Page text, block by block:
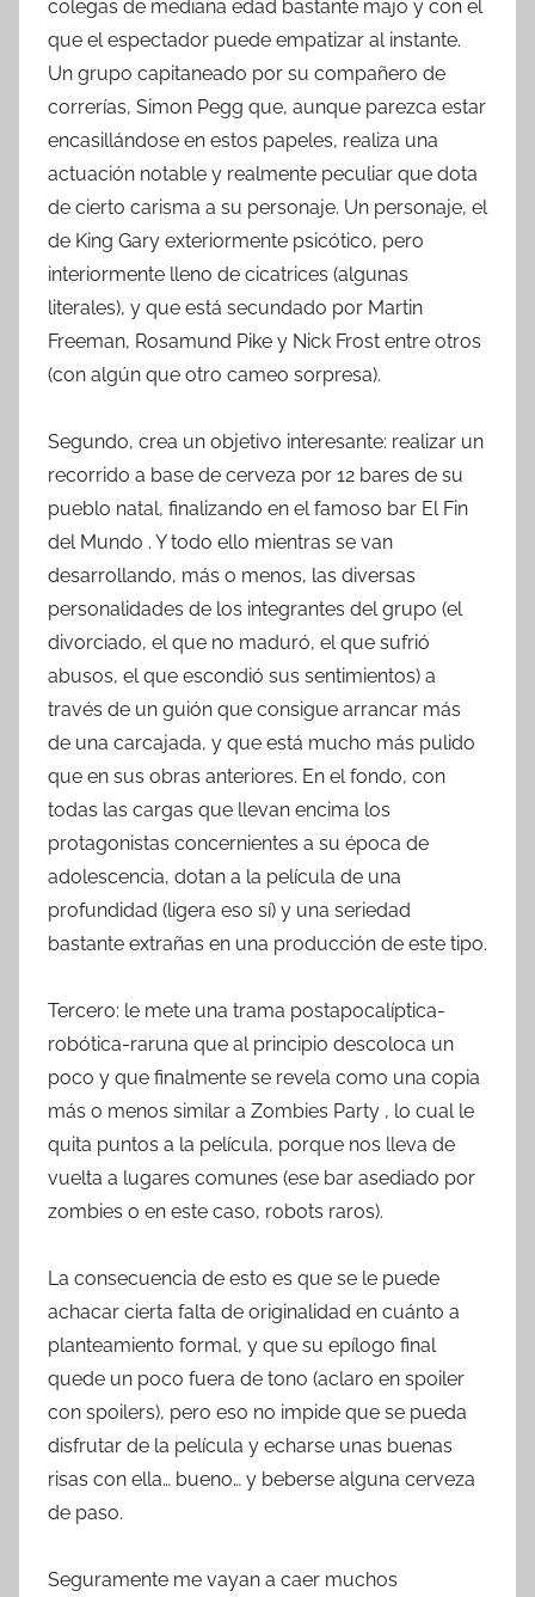
colegas de mediana edad bastante majo y con el
que el espectador puede empatizar al instante.
Un grupo capitaneado por su compañero de
correrías, Simon Pegg que, aunque parezca estar
encasillándose en estos papeles, realiza una
actuación notable y realmente peculiar que dota
de cierto carisma a su personaje. Un personaje, el
de King Gary exteriormente psicótico, pero
interiormente lleno de cicatrices (algunas
literales), y que está secundado por Martin
Freeman, Rosamund Pike y Nick Frost entre otros
(con algún que otro cameo sorpresa).
Segundo, crea un objetivo interesante: realizar un
recorrido a base de cerveza por 12 bares de su
pueblo natal, finalizando en el famoso bar El Fin
del Mundo . Y todo ello mientras se van
desarrollando, más o menos, las diversas
personalidades de los integrantes del grupo (el
divorciado, el que no maduró, el que sufrió
abusos, el que escondió sus sentimientos) a
través de un guión que consigue arrancar más
de una carcajada, y que está mucho más pulido
que en sus obras anteriores. En el fondo, con
todas las cargas que llevan encima los
protagonistas concernientes a su época de
adolescencia, dotan a la película de una
profundidad (ligera eso sí) y una seriedad
bastante extrañas en una producción de este tipo.
Tercero: le mete una trama postapocalíptica-
robótica-raruna que al principio descoloca un
poco y que finalmente se revela como una copia
más o menos similar a Zombies Party , lo cual le
quita puntos a la película, porque nos lleva de
vuelta a lugares comunes (ese bar asediado por
zombies o en este caso, robots raros).
La consecuencia de esto es que se le puede
achacar cierta falta de originalidad en cuánto a
planteamiento formal, y que su epílogo final
quede un poco fuera de tono (aclaro en spoiler
con spoilers), pero eso no impide que se pueda
disfrutar de la película y echarse unas buenas
risas con ella… bueno… y beberse alguna cerveza
de paso.
Seguramente me vayan a caer muchos